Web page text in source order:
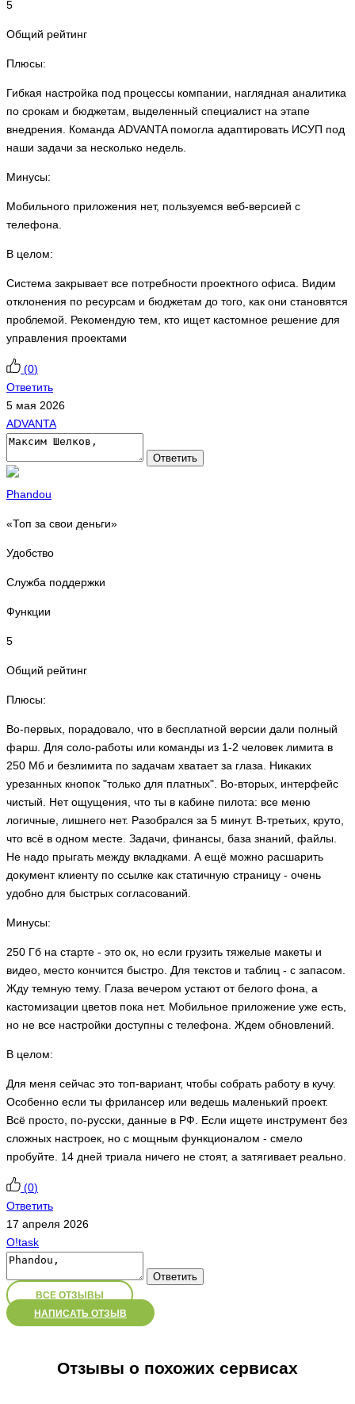
5
Общий рейтинг
Плюсы:
Гибкая настройка под процессы компании, наглядная аналитика
по срокам и бюджетам, выделенный специалист на этапе
внедрения. Команда ADVANTA помогла адаптировать ИСУП под
наши задачи за несколько недель.
Минусы:
Мобильного приложения нет, пользуемся веб-версией с
телефона.
В целом:
Система закрывает все потребности проектного офиса. Видим
отклонения по ресурсам и бюджетам до того, как они становятся
проблемой. Рекомендую тем, кто ищет кастомное решение для
управления проектами
(0)
Ответить
5 мая 2026
ADVANTA
Ответить
Phandou
«Топ за свои деньги»
Удобство
Служба поддержки
Функции
5
Общий рейтинг
Плюсы:
Во-первых, порадовало, что в бесплатной версии дали полный
фарш. Для соло-работы или команды из 1-2 человек лимита в
250 Мб и безлимита по задачам хватает за глаза. Никаких
урезанных кнопок "только для платных". Во-вторых, интерфейс
чистый. Нет ощущения, что ты в кабине пилота: все меню
логичные, лишнего нет. Разобрался за 5 минут. В-третьих, круто,
что всё в одном месте. Задачи, финансы, база знаний, файлы.
Не надо прыгать между вкладками. А ещё можно расшарить
документ клиенту по ссылке как статичную страницу - очень
удобно для быстрых согласований.
Минусы:
250 Гб на старте - это ок, но если грузить тяжелые макеты и
видео, место кончится быстро. Для текстов и таблиц - с запасом.
Жду темную тему. Глаза вечером устают от белого фона, а
кастомизации цветов пока нет. Мобильное приложение уже есть,
но не все настройки доступны с телефона. Ждем обновлений.
В целом:
Для меня сейчас это топ-вариант, чтобы собрать работу в кучу.
Особенно если ты фрилансер или ведешь маленький проект.
Всё просто, по-русски, данные в РФ. Если ищете инструмент без
сложных настроек, но с мощным функционалом - смело
пробуйте. 14 дней триала ничего не стоят, а затягивает реально.
(0)
Ответить
17 апреля 2026
O!task
Ответить
ВСЕ ОТЗЫВЫ
НАПИСАТЬ ОТЗЫВ
Отзывы о похожих сервисах